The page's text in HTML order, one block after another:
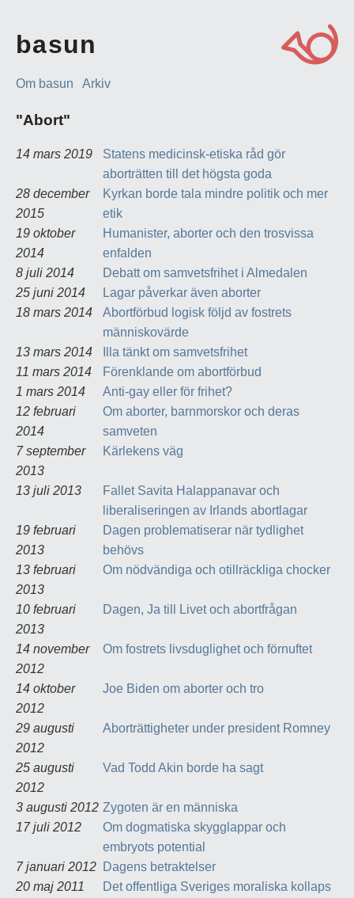
basun
Om basun Arkiv
"Abort"
14 mars 2019
Statens medicinsk-etiska råd gör
aborträtten till det högsta goda
28 december
2015
Kyrkan borde tala mindre politik och mer
etik
19 oktober
2014
Humanister, aborter och den trosvissa
enfalden
8 juli 2014
Debatt om samvetsfrihet i Almedalen
25 juni 2014
Lagar påverkar även aborter
18 mars 2014
Abortförbud logisk följd av fostrets
människovärde
13 mars 2014
Illa tänkt om samvetsfrihet
11 mars 2014
Förenklande om abortförbud
1 mars 2014
Anti-gay eller för frihet?
12 februari
2014
Om aborter, barnmorskor och deras
samveten
7 september
2013
Kärlekens väg
13 juli 2013
Fallet Savita Halappanavar och
liberaliseringen av Irlands abortlagar
19 februari
2013
Dagen problematiserar när tydlighet
behövs
13 februari
2013
Om nödvändiga och otillräckliga chocker
10 februari
2013
Dagen, Ja till Livet och abortfrågan
14 november
2012
Om fostrets livsduglighet och förnuftet
14 oktober
2012
Joe Biden om aborter och tro
29 augusti
2012
Aborträttigheter under president Romney
25 augusti
2012
Vad Todd Akin borde ha sagt
3 augusti 2012 Zygoten är en människa
17 juli 2012
Om dogmatiska skygglappar och
embryots potential
7 januari 2012 Dagens betraktelser
20 maj 2011
Det offentliga Sveriges moraliska kollaps